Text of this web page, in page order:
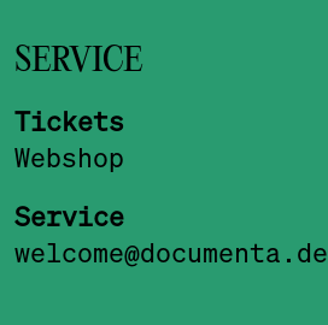
SERVICE
Tickets
Webshop
Service
welcome@documenta.de